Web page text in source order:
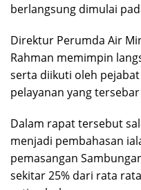
berlangsung dimulai
Direktur Perumda Air
Rahman memimpin
serta diikuti oleh
pelayanan yang
Dalam rapat tersebut
menjadi pembahasan
pemasangan
sekitar 25% dari rata